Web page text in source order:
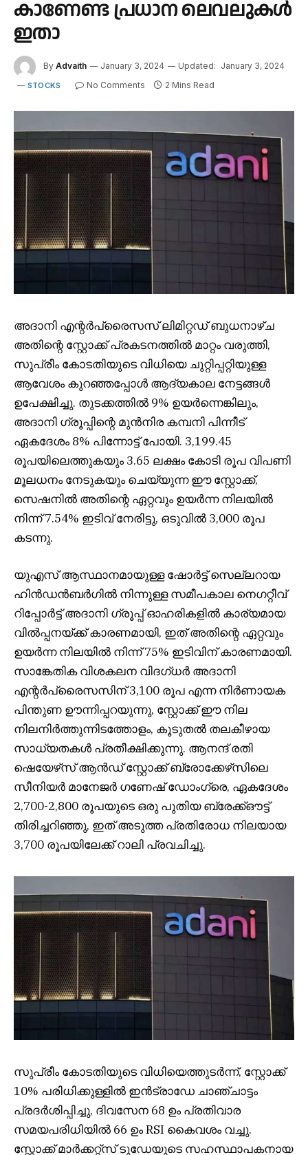
കാണേണ്ട പ്രധാന ലെവലുകൾ
ഇതാ
By Advaith January 3, 2024 Updated: January 3, 2024
STOCKS No Comments 2 Mins Read
അദാനി എന്റർപ്രൈസസ് ലിമിറ്റഡ് ബുധനാഴ്ച
അതിന്റെ സ്റ്റോക്ക് പ്രകടനത്തിൽ മാറ്റം വരുത്തി,
സുപ്രീം കോടതിയുടെ വിധിയെ ചുറ്റിപ്പറ്റിയുള്ള
ആവേശം കുറഞ്ഞപ്പോൾ ആദ്യകാല നേട്ടങ്ങൾ
ഉപേക്ഷിച്ചു. തുടക്കത്തിൽ 9% ഉയർന്നെങ്കിലും,
അദാനി ഗ്രൂപ്പിന്റെ മുൻനിര കമ്പനി പിന്നീട്
ഏകദേശം 8% പിന്നോട്ട് പോയി. 3,199.45
രൂപയിലെത്തുകയും 3.65 ലക്ഷം കോടി രൂപ വിപണി
മൂലധനം നേടുകയും ചെയ്യുന്ന ഈ സ്റ്റോക്ക്,
സെഷനിൽ അതിന്റെ ഏറ്റവും ഉയർന്ന നിലയിൽ
നിന്ന് 7.54% ഇടിവ് നേരിട്ടു, ഒടുവിൽ 3,000 രൂപ
കടന്നു.
യുഎസ് ആസ്ഥാനമായുള്ള ഷോർട്ട് സെല്ലറായ
ഹിൻഡൻബർഗിൽ നിന്നുള്ള സമീപകാല നെഗറ്റീവ്
റിപ്പോർട്ട് അദാനി ഗ്രൂപ്പ് ഓഹരികളിൽ കാര്യമായ
വിൽപ്പനയ്ക്ക് കാരണമായി, ഇത് അതിന്റെ ഏറ്റവും
ഉയർന്ന നിലയിൽ നിന്ന് 75% ഇടിവിന് കാരണമായി.
സാങ്കേതിക വിശകലന വിദഗ്ധർ അദാനി
എന്റർപ്രൈസസിന് 3,100 രൂപ എന്ന നിർണായക
പിന്തുണ ഊന്നിപ്പറയുന്നു, സ്റ്റോക്ക് ഈ നില
നിലനിർത്തുന്നിടത്തോളം, കൂടുതൽ തലകീഴായ
സാധ്യതകൾ പ്രതീക്ഷിക്കുന്നു. ആനന്ദ് രതി
ഷെയേഴ്‌സ് ആൻഡ് സ്റ്റോക്ക് ബ്രോക്കേഴ്‌സിലെ
സീനിയർ മാനേജർ ഗണേഷ് ഡോംഗ്രെ, ഏകദേശം
2,700-2,800 രൂപയുടെ ഒരു പുതിയ ബ്രേക്ക്ഔട്ട്
തിരിച്ചറിഞ്ഞു, ഇത് അടുത്ത പ്രതിരോധ നിലയായ
3,700 രൂപയിലേക്ക് റാലി പ്രവചിച്ചു.
സുപ്രീം കോടതിയുടെ വിധിയെത്തുടർന്ന്, സ്റ്റോക്ക്
10% പരിധിക്കുള്ളിൽ ഇൻട്രാഡേ ചാഞ്ചാട്ടം
പ്രദർശിപ്പിച്ചു, ദിവസേന 68 ഉം പ്രതിവാര
സമയപരിധിയിൽ 66 ഉം RSI കൈവശം വച്ചു.
സ്റ്റോക്ക് മാർക്കറ്റ്‌സ് ടുഡേയുടെ സഹസ്ഥാപകനായ